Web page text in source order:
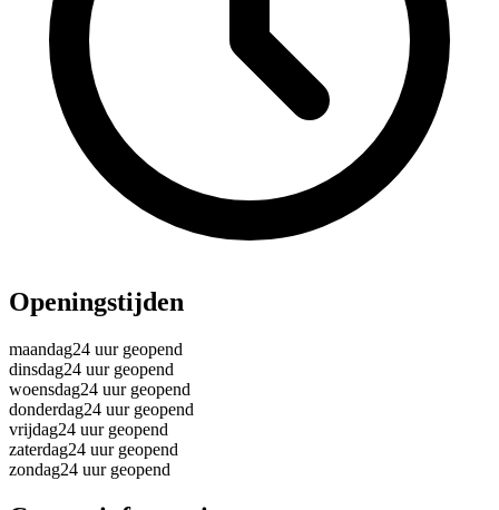
Openingstijden
maandag24 uur geopend
dinsdag24 uur geopend
woensdag24 uur geopend
donderdag24 uur geopend
vrijdag24 uur geopend
zaterdag24 uur geopend
zondag24 uur geopend